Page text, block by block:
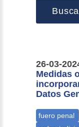
26-03-
Medidas
Datos